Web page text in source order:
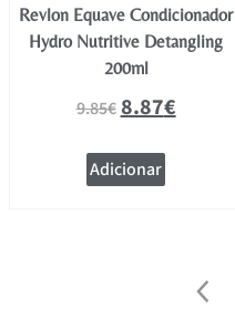
Revlon Equave Condicionador
Hydro Nutritive Detangling
200ml
9.85€8.87€
Adicionar